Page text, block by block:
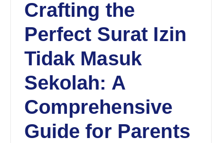
Crafting the
Perfect Surat Izin
Tidak Masuk
Sekolah: A
Comprehensive
Guide for Parents